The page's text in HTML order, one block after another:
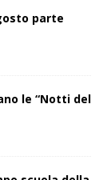
parte
le “Notti del